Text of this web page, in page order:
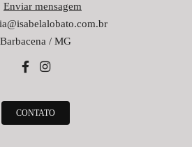
Enviar mensagem
Barbacena / MG
CONTATO